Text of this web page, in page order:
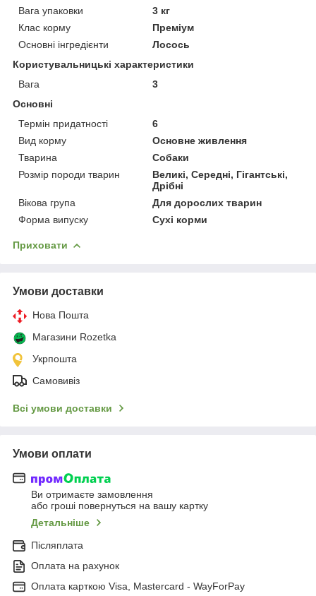
Вага упаковки
3 кг
Клас корму
Преміум
Основні інгредієнти
Лосось
Користувальницькі характеристики
Вага
3
Основні
Термін придатності
6
Вид корму
Основне живлення
Тварина
Собаки
Розмір породи тварин
Великі, Середні, Гігантські,
Дрібні
Вікова група
Для дорослих тварин
Форма випуску
Сухі корми
Приховати
Умови доставки
Нова Пошта
Магазини Rozetka
Укрпошта
Самовивіз
Всі умови доставки
Умови оплати
Ви отримаєте замовлення
або гроші повернуться на вашу картку
Детальніше
Післяплата
Оплата на рахунок
Оплата карткою Visa, Mastercard - WayForPay